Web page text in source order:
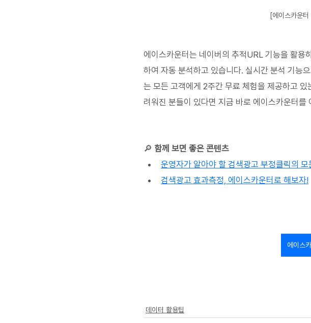
[에이스카운
에이스카운터는 네이버의 추적URL 기능을 활용
하여 자동 분석하고 있습니다. 실시간 분석 기능
는 모든 고객에게 2주간 무료 체험을 제공하고
려워진 분들이 있다면 지금 바로 에이스카운터를
🔎 함께 보면 좋은 콘텐츠
운영자가 알아야 할 검색광고 부정클릭의 모
검색광고 효과측정, 에이스카운터로 해보자!
에이스
데이터 활용팁